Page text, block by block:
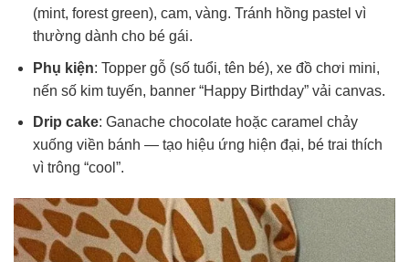
(mint, forest green), cam, vàng. Tránh hồng pastel vì
thường dành cho bé gái.
Phụ kiện: Topper gỗ (số tuổi, tên bé), xe đồ chơi mini,
nến số kim tuyến, banner “Happy Birthday” vải canvas.
Drip cake: Ganache chocolate hoặc caramel chảy
xuống viền bánh — tạo hiệu ứng hiện đại, bé trai thích
vì trông “cool”.